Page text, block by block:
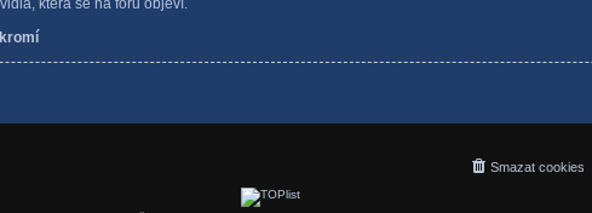
která se na fóru objeví.
Smazat cookies